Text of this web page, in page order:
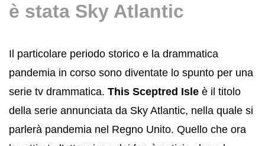
è stata Sky Atlantic
Il particolare periodo storico e la drammatica
pandemia in corso sono diventate lo spunto per una
serie tv drammatica. This Sceptred Isle è il titolo
della serie annunciata da Sky Atlantic, nella quale si
parlerà pandemia nel Regno Unito. Quello che ora